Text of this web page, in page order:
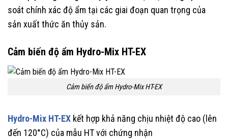
soát chính xác độ ẩm tại các giai đoạn quan trọng của
sản xuất thức ăn thủy sản.
Cảm biến độ ẩm Hydro-Mix HT-EX
Cảm biến độ ẩm Hydro-Mix HT-EX
Hydro-Mix HT-EX kết hợp khả năng chịu nhiệt độ cao (lên
đến 120°C) của mẫu HT với chứng nhận